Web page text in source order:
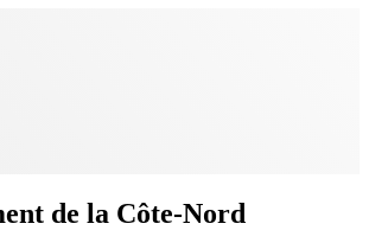
de la Côte-Nord